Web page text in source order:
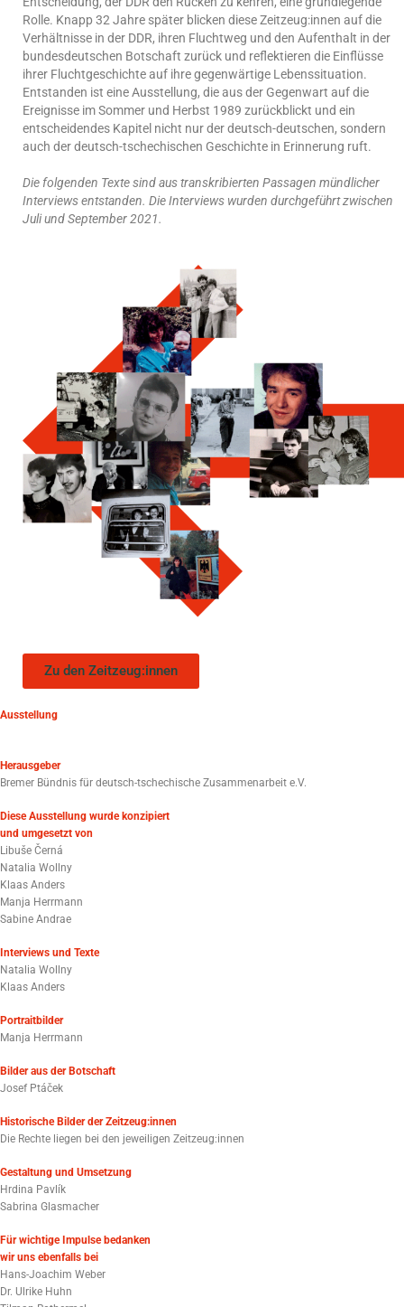
Ausstellung
Herausgeber
Bremer Bündnis für deutsch-tschechische Zusammenarbeit e.V.
Diese Ausstellung wurde konzipiert
und umgesetzt von
Libuše Černá
Natalia Wollny
Klaas Anders
Manja Herrmann
Sabine Andrae
Interviews und Texte
Natalia Wollny
Klaas Anders
Portraitbilder
Manja Herrmann
Bilder aus der Botschaft
Josef Ptáček
Historische Bilder der Zeitzeug:innen
Die Rechte liegen bei den jeweiligen Zeitzeug:innen
Gestaltung und Umsetzung
Hrdina Pavlík
Sabrina Glasmacher
Für wichtige Impulse bedanken
wir uns ebenfalls bei
Hans-Joachim Weber
Dr. Ulrike Huhn
Rolle. Knapp 32 Jahre später blicken diese Zeitzeug:innen auf die
Verhältnisse in der DDR, ihren Fluchtweg und den Aufenthalt in der
bundesdeutschen Botschaft zurück und reflektieren die Einflüsse
ihrer Fluchtgeschichte auf ihre gegenwärtige Lebenssituation.
Entstanden ist eine Ausstellung, die aus der Gegenwart auf die
Ereignisse im Sommer und Herbst 1989 zurückblickt und ein
entscheidendes Kapitel nicht nur der deutsch-deutschen, sondern
auch der deutsch-tschechischen Geschichte in Erinnerung ruft.
Die folgenden Texte sind aus transkribierten Passagen mündlicher
Interviews entstanden. Die Interviews wurden durchgeführt zwischen
Juli und September 2021.
Zu den Zeitzeug:innen